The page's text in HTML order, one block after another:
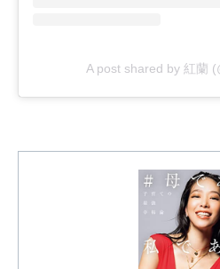
A post shared by 紅蘭